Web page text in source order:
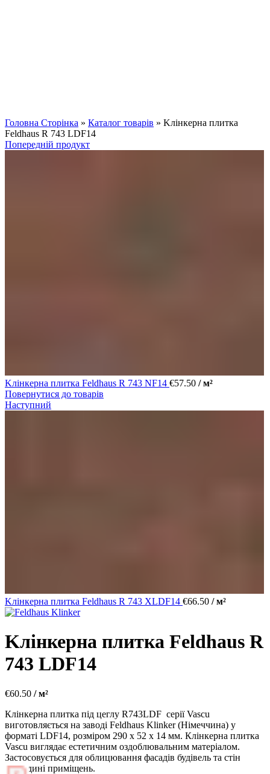
Головна Сторінка » Каталог товарів » Kлінкерна плитка
Feldhaus R 743 LDF14
Попередній продукт
Kлінкерна плитка Feldhaus R 743 NF14 €57.50 / м²
Повернутися до товарів
Наступний
Kлінкерна плитка Feldhaus R 743 XLDF14 €66.50 / м²
Kлінкерна плитка Feldhaus R
743 LDF14
€60.50 / м²
Клінкерна плитка під цеглу R743LDF серії Vascu
виготовляється на заводі Feldhaus Klinker (Німеччина) у
форматі LDF14, розміром 290 x 52 x 14 мм. Клінкерна плитка
Vascu виглядає естетичним оздоблювальним матеріалом.
Застосовується для облицювання фасадів будівель та стін
усередині приміщень.